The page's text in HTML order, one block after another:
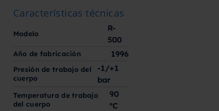
Características técnicas
Modelo
R-
500
Año de fabricación 1996
Presión de trabajo del
cuerpo
-1/+1
bar
Temperatura de trabajo
del cuerpo
90
ºC